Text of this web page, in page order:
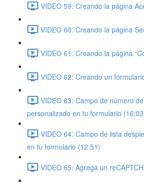
VIDEO 59: Creando la página
VIDEO 60: Creando la página
VIDEO 61: Creando la página
VIDEO 62: Creando un
VIDEO 63: Campo de número
personalizado en tu formulario
VIDEO 64: Campo de lista
en tu formulario (12:51)
VIDEO 65: Agrega un